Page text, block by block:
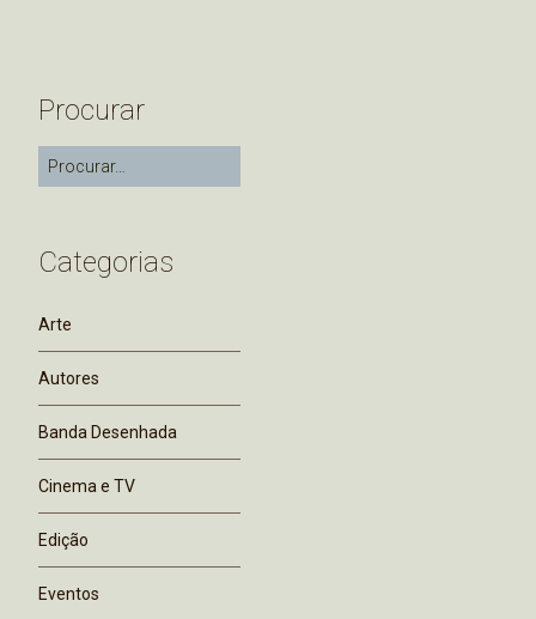
Procurar
Categorias
Arte
Autores
Banda Desenhada
Cinema e TV
Edição
Eventos